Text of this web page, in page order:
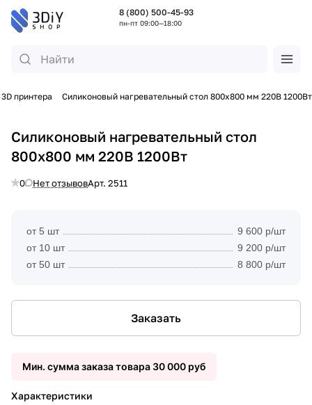
8 (800) 500-45-93
пн-пт 09:00—18:00
принтера Силиконовый нагревательный стол 800х800 мм 220В 1200Вт
Силиконовый нагревательный стол
800х800 мм 220В 1200Вт
0 Нет отзывовАрт. 2511
от 5 шт
9 600 р/шт
от 10 шт
9 200 р/шт
от 50 шт
8 800 р/шт
Заказать
Мин. сумма заказа товара 30 000 руб
Характеристики